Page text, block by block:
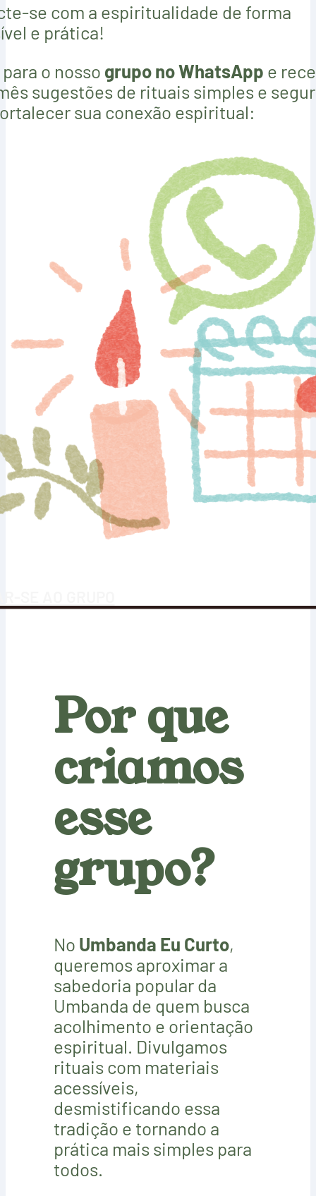
se com a espiritualidade de forma
e prática!
o nosso grupo no WhatsApp e
sugestões de rituais simples e
sua conexão espiritual:
Por que
criamos
esse
grupo?
No Umbanda Eu Curto,
queremos aproximar a
sabedoria popular da
Umbanda de quem busca
acolhimento e orientação
espiritual. Divulgamos
rituais com materiais
acessíveis,
desmistificando essa
tradição e tornando a
prática mais simples para
todos.